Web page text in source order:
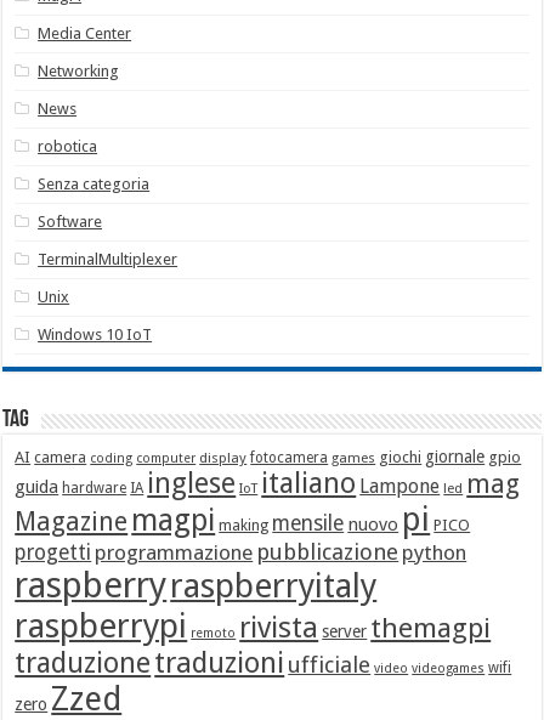
Media Center
Networking
News
robotica
Senza categoria
Software
TerminalMultiplexer
Unix
Windows 10 IoT
Tag
AI camera coding computer display fotocamera games giochi giornale gpio
guida hardware IA inglese IoT italiano Lampone led mag
Magazine magpi making mensile nuovo pi PICO
progetti programmazione pubblicazione python
raspberryraspberryitaly
raspberrypi remoto rivista server themagpi
traduzionetraduzioni ufficiale video videogames wifi
zero Zzed